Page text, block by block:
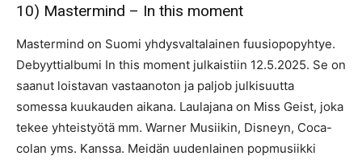
10) Mastermind – In this moment
Mastermind on Suomi yhdysvaltalainen fuusiopopyhtye.
Debyyttialbumi In this moment julkaistiin 12.5.2025. Se on
saanut loistavan vastaanoton ja paljob julkisuutta
somessa kuukauden aikana. Laulajana on Miss Geist, joka
tekee yhteistyötä mm. Warner Musiikin, Disneyn, Coca-
colan yms. Kanssa. Meidän uudenlainen popmusiikki